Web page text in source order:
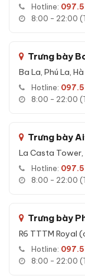
thoại
5 phương thức
Face ID: 0.3
Mật mã điện
Khóa cơ:Chìa
App Tuya:
Hotline:
8:00 - 22:00
Trưng bày
Ba La, Phú La,
Hotline:
8:00 - 22:00
Trưng bày
La Casta Tower,
Hotline:
8:00 - 22:00
Trưng bày
R6 TTTM Royal
Hotline:
8:00 - 22:00